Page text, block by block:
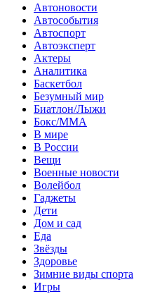
Автоновости
Автособытия
Автоспорт
Автоэксперт
Актеры
Аналитика
Баскетбол
Безумный мир
Биатлон/Лыжи
Бокс/MMA
В мире
В России
Вещи
Военные новости
Волейбол
Гаджеты
Дети
Дом и сад
Еда
Звёзды
Здоровье
Зимние виды спорта
Игры